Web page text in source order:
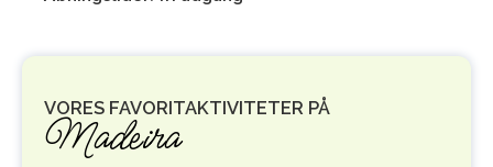
VORES FAVORITAKTIVITETER PÅ
Madeira